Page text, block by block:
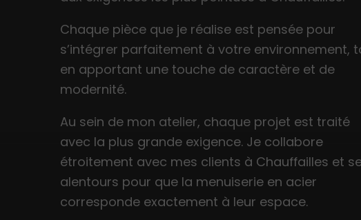
Chaque pièce que je réalise est pensée pour
s’intégrer parfaitement à votre environnement,
en apportant une touche de caractère et de
modernité.
Au sein de mon atelier, chaque projet est traité
avec la plus grande exigence. Je collabore
étroitement avec mes clients à Chauffailles et
alentours pour que la menuiserie en acier
corresponde exactement à leur espace.